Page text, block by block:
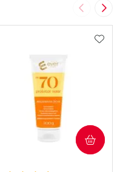
Imagem
AOS FAVORITOS
COMPRAR